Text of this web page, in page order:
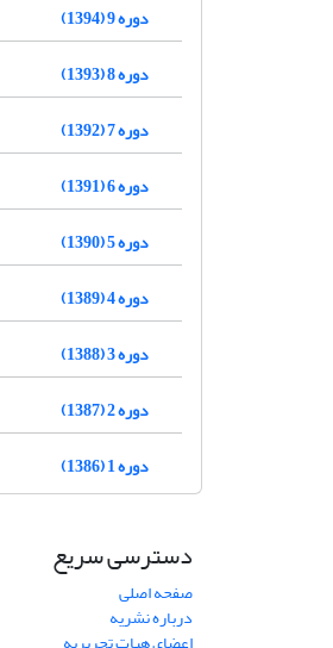
دوره 9 (1394)
دوره 8 (1393)
دوره 7 (1392)
دوره 6 (1391)
دوره 5 (1390)
دوره 4 (1389)
دوره 3 (1388)
دوره 2 (1387)
دوره 1 (1386)
دسترسی سریع
صفحه اصلی
درباره نشریه